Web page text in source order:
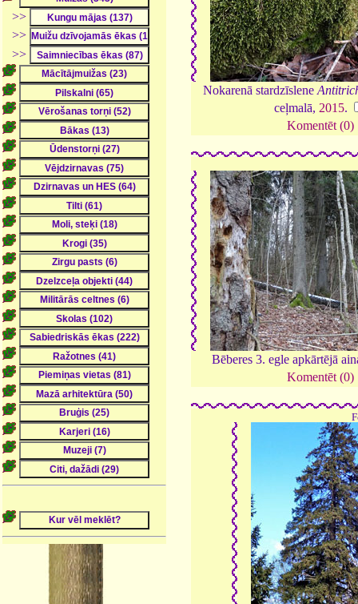
>>
>>
>>
Nokarenā stardzīslene
ceļmalā, 2015.
Komentēt (0)
Bēberes 3. egle apkārtējā
Komentēt (0)